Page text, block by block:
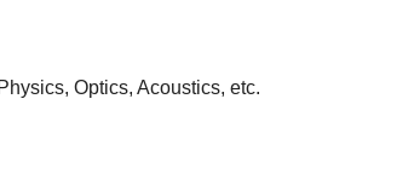
Optics, Acoustics, etc.